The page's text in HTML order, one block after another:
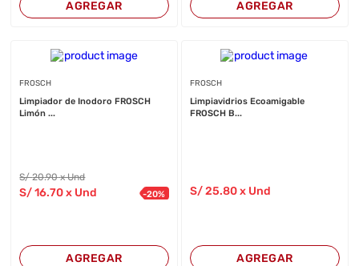
AGREGAR AGREGAR
FROSCH
Limpiador de Inodoro FROSCH
Limón ...
S/20.90 x Und
S/16.70 x Und -20%
AGREGAR
FROSCH
Limpiavidrios Ecoamigable
FROSCH B...
S/25.80x Und
AGREGAR